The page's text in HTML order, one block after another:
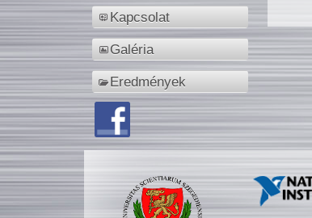
Kapcsolat
Galéria
Eredmények